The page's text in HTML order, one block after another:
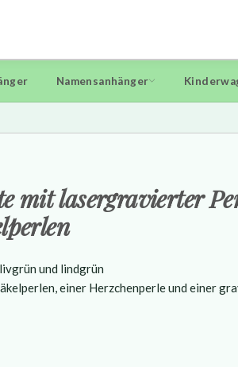
Namensanhänger
mit lasergravierter
und lindgrün
einer Herzchenperle und einer